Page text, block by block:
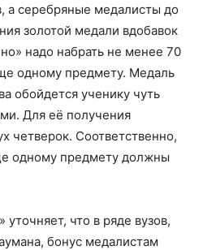
а серебряные медалисты до
золотой медали вдобавок
надо набрать не менее 70
одному предмету. Медаль
обойдется ученику чуть
Для её получения
четверок. Соответственно,
одному предмету должны
что в ряде вузов,
бонус медалистам